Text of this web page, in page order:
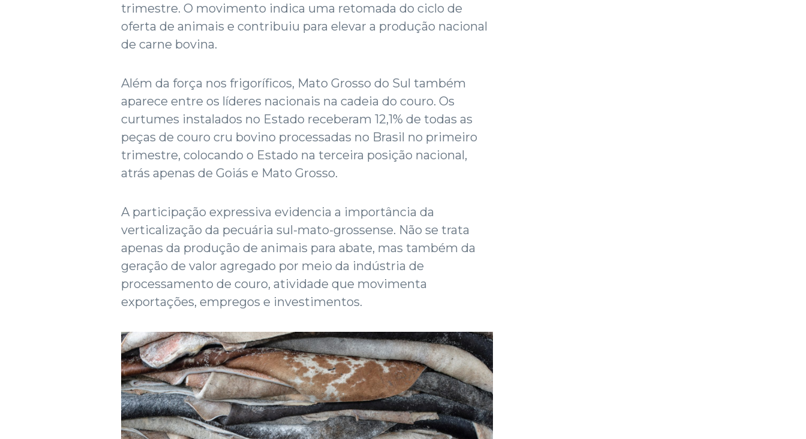
trimestre. O movimento indica uma retomada do ciclo de
oferta de animais e contribuiu para elevar a produção nacional
de carne bovina.
Além da força nos frigoríficos, Mato Grosso do Sul também
aparece entre os líderes nacionais na cadeia do couro. Os
curtumes instalados no Estado receberam 12,1% de todas as
peças de couro cru bovino processadas no Brasil no primeiro
trimestre, colocando o Estado na terceira posição nacional,
atrás apenas de Goiás e Mato Grosso.
A participação expressiva evidencia a importância da
verticalização da pecuária sul-mato-grossense. Não se trata
apenas da produção de animais para abate, mas também da
geração de valor agregado por meio da indústria de
processamento de couro, atividade que movimenta
exportações, empregos e investimentos.